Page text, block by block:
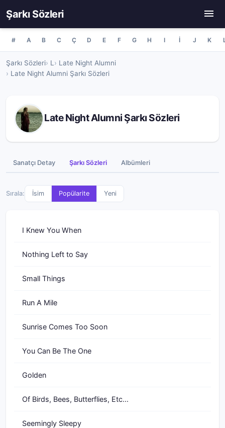
Şarkı Sözleri
# A B C Ç D E F G H I İ J K
Şarkı Sözleri L
Late Night Alumni
Late Night Alumni Şarkı Sözleri
Late Night Alumni Şarkı Sözleri
Sanatçı Detay Şarkı Sözleri Albümleri
Sırala: İsim Popülarite Yeni
I Knew You When
Nothing Left to Say
Small Things
Run A Mile
Sunrise Comes Too Soon
You Can Be The One
Golden
Of Birds, Bees, Butterflies, Etc...
Seemingly Sleepy